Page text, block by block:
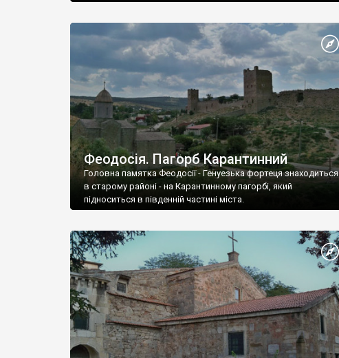
Феодосія. Пагорб Карантинний
Головна памятка Феодосії - Генуезька фортеця знаходиться
в старому районі - на Карантинному пагорбі, який
підноситься в південній частині міста.